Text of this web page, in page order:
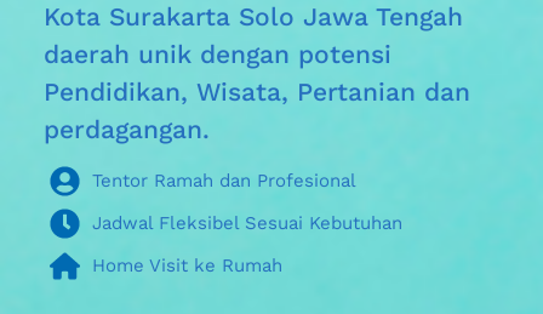
Kota Surakarta Solo Jawa Tengah
daerah unik dengan potensi
Pendidikan, Wisata, Pertanian dan
perdagangan.
Tentor Ramah dan Profesional
Jadwal Fleksibel Sesuai Kebutuhan
Home Visit ke Rumah